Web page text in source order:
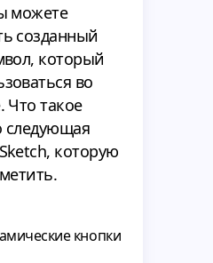
можете
созданный
который
во
Что такое
следующая
которую
кнопки